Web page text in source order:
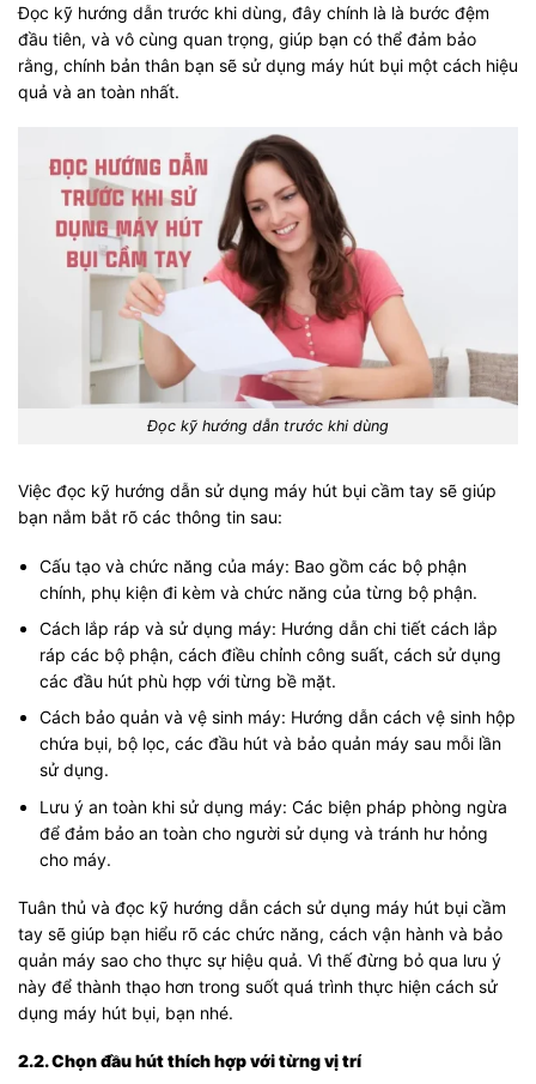
Đọc kỹ hướng dẫn trước khi dùng, đây chính là là bước đệm
đầu tiên, và vô cùng quan trọng, giúp bạn có thể đảm bảo
rằng, chính bản thân bạn sẽ sử dụng máy hút bụi một cách hiệu
quả và an toàn nhất.
Đọc kỹ hướng dẫn trước khi dùng
Việc đọc kỹ hướng dẫn sử dụng máy hút bụi cầm tay sẽ giúp
bạn nắm bắt rõ các thông tin sau:
Cấu tạo và chức năng của máy: Bao gồm các bộ phận
chính, phụ kiện đi kèm và chức năng của từng bộ phận.
Cách lắp ráp và sử dụng máy: Hướng dẫn chi tiết cách lắp
ráp các bộ phận, cách điều chỉnh công suất, cách sử dụng
các đầu hút phù hợp với từng bề mặt.
Cách bảo quản và vệ sinh máy: Hướng dẫn cách vệ sinh hộp
chứa bụi, bộ lọc, các đầu hút và bảo quản máy sau mỗi lần
sử dụng.
Lưu ý an toàn khi sử dụng máy: Các biện pháp phòng ngừa
để đảm bảo an toàn cho người sử dụng và tránh hư hỏng
cho máy.
Tuân thủ và đọc kỹ hướng dẫn cách sử dụng máy hút bụi cầm
tay sẽ giúp bạn hiểu rõ các chức năng, cách vận hành và bảo
quản máy sao cho thực sự hiệu quả. Vì thế đừng bỏ qua lưu ý
này để thành thạo hơn trong suốt quá trình thực hiện cách sử
dụng máy hút bụi, bạn nhé.
2.2. Chọn đầu hút thích hợp với từng vị trí